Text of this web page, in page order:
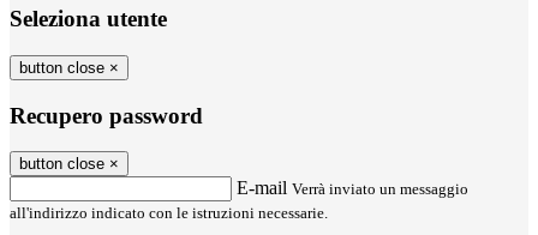
Seleziona utente
button close ×
Recupero password
button close ×
E-mail Verrà inviato un messaggio
all'indirizzo indicato con le istruzioni necessarie.